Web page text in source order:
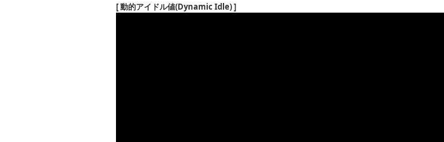
[ 動的アイドル値(Dynamic Idle) ]